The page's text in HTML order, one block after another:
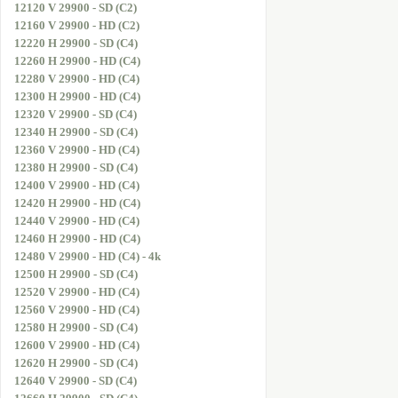
12120 V 29900 - SD (C2)
12160 V 29900 - HD (C2)
12220 H 29900 - SD (C4)
12260 H 29900 - HD (C4)
12280 V 29900 - HD (C4)
12300 H 29900 - HD (C4)
12320 V 29900 - SD (C4)
12340 H 29900 - SD (C4)
12360 V 29900 - HD (C4)
12380 H 29900 - SD (C4)
12400 V 29900 - HD (C4)
12420 H 29900 - HD (C4)
12440 V 29900 - HD (C4)
12460 H 29900 - HD (C4)
12480 V 29900 - HD (C4) - 4k
12500 H 29900 - SD (C4)
12520 V 29900 - HD (C4)
12560 V 29900 - HD (C4)
12580 H 29900 - SD (C4)
12600 V 29900 - HD (C4)
12620 H 29900 - SD (C4)
12640 V 29900 - SD (C4)